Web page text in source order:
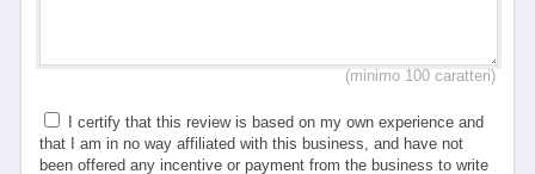
(minimo 100 caratteri)
I certify that this review is based on my own experience and
that I am in no way affiliated with this business, and have not
been offered any incentive or payment from the business to write